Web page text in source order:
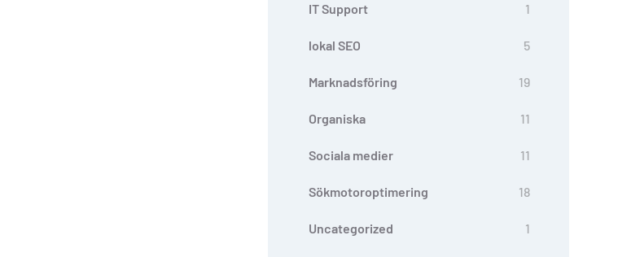
IT Support 1
lokal SEO 5
Marknadsföring 19
Organiska 11
Sociala medier 11
Sökmotoroptimering 18
Uncategorized 1